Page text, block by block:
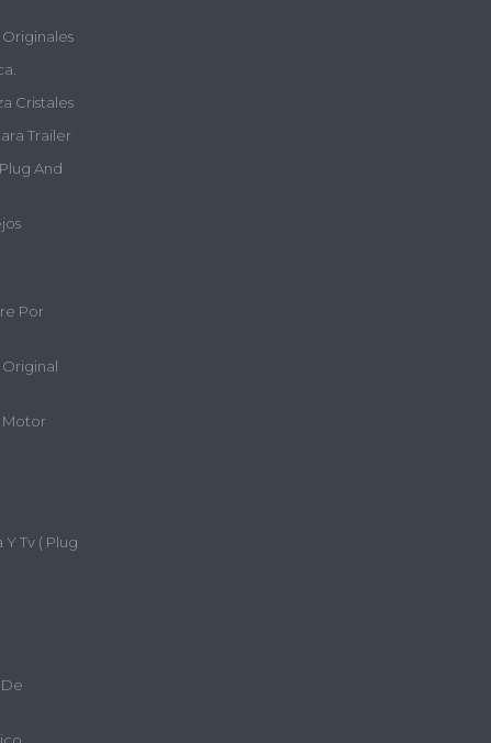
Cristales
Trailer
And
Por
Original
Motor
Tv ( Plug